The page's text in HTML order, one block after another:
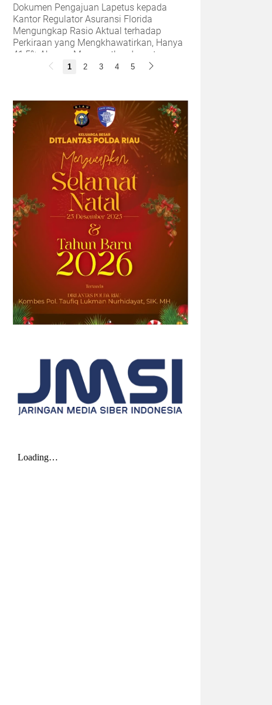
Dokumen Pengajuan Lapetus kepada
Kantor Regulator Asuransi Florida
Mengungkap Rasio Aktual terhadap
Perkiraan yang Mengkhawatirkan, Hanya
41,5% Abacus Menyesatkan Investornya
dengan Menyembunyikan...
2026-08-05 14:33:34| Source: British American
Riset Global Terbaru Velo
Mengungkap Bagaimana Ekspresi
Diri Menciptakan “Efek Berantai”
Data survei terbaru menunjukkan bahwa
empat dari sepuluh orang dewasa (39%)
merasa semakin sulit membangun
hubungan yang tulus seiring
bertambahnya usia. Namun, musik dan
lantai dansa terbukti...
2026-08-04 20:17:41 | Source:
Univar Solutions
Univar Solutions Mengakuisisi H.M.
Plastik, dan Perekat di Amerika
1 2 3 4 5